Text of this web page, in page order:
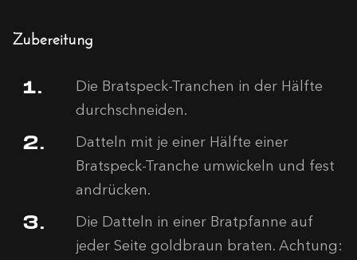
Zubereitung
Die Bratspeck-Tranchen in der Hälfte
durchschneiden.
Datteln mit je einer Hälfte einer
Bratspeck-Tranche umwickeln und fest
andrücken.
Die Datteln in einer Bratpfanne auf
jeder Seite goldbraun braten. Achtung: